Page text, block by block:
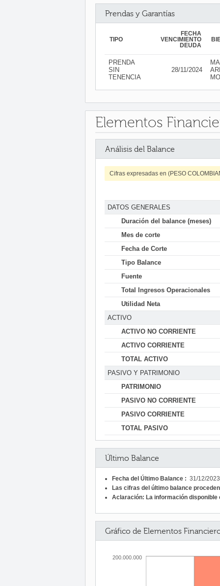
Prendas y Garantías
TIPO
FECHA
VENCIMIENTO
DEUDA
PRENDA
SIN
TENENCIA
28/11/2024
Elementos
Análisis del Balance
Cifras expresadas en (PESO
DATOS GENERALES
Duración del balance (meses)
Mes de corte
Fecha de Corte
Tipo Balance
Fuente
Total Ingresos Operacionales
Utilidad Neta
ACTIVO
ACTIVO NO CORRIENTE
ACTIVO CORRIENTE
TOTAL ACTIVO
PASIVO Y PATRIMONIO
PATRIMONIO
PASIVO NO CORRIENTE
PASIVO CORRIENTE
TOTAL PASIVO
Último Balance
Fecha del Último Balance : 31/12/2023
Las cifras del último balance
Aclaración: La información
Gráfico de Elementos
200.000.000